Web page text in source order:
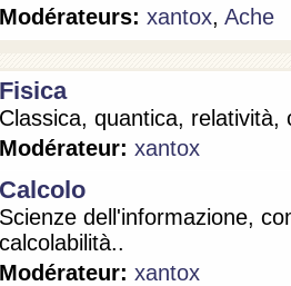
Modérateurs: xantox, Ache
Fisica
Classica, quantica, relatività,
Modérateur: xantox
Calcolo
Scienze dell'informazione,
calcolabilità..
Modérateur: xantox